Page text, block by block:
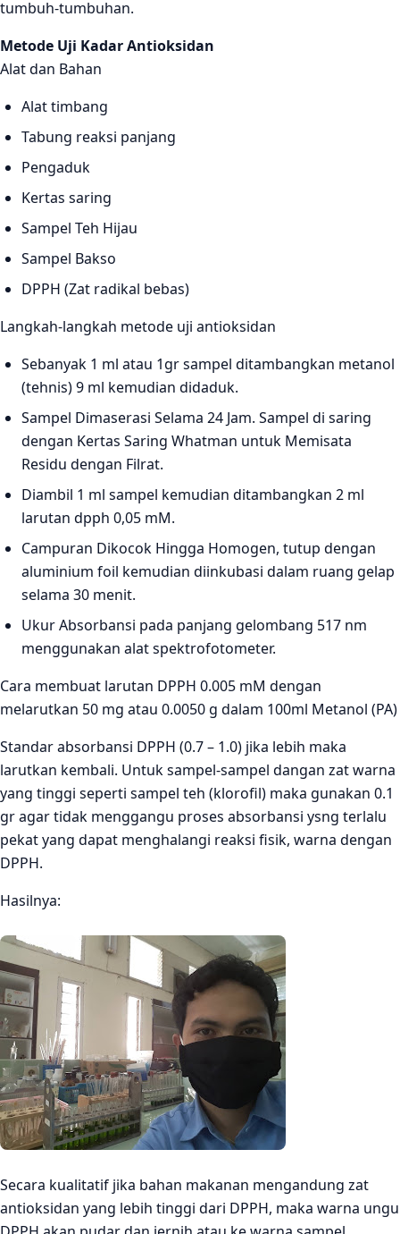
tumbuh-tumbuhan.
Metode Uji Kadar Antioksidan
Alat dan Bahan
Alat timbang
Tabung reaksi panjang
Pengaduk
Kertas saring
Sampel Teh Hijau
Sampel Bakso
DPPH (Zat radikal bebas)
Langkah-langkah metode uji antioksidan
Sebanyak 1 ml atau 1gr sampel ditambangkan metanol
(tehnis) 9 ml kemudian didaduk.
Sampel Dimaserasi Selama 24 Jam. Sampel di saring
dengan Kertas Saring Whatman untuk Memisata
Residu dengan Filrat.
Diambil 1 ml sampel kemudian ditambangkan 2 ml
larutan dpph 0,05 mM.
Campuran Dikocok Hingga Homogen, tutup dengan
aluminium foil kemudian diinkubasi dalam ruang gelap
selama 30 menit.
Ukur Absorbansi pada panjang gelombang 517 nm
menggunakan alat spektrofotometer.
Cara membuat larutan DPPH 0.005 mM dengan
melarutkan 50 mg atau 0.0050 g dalam 100ml Metanol (PA)
Standar absorbansi DPPH (0.7 – 1.0) jika lebih maka
larutkan kembali. Untuk sampel-sampel dangan zat warna
yang tinggi seperti sampel teh (klorofil) maka gunakan 0.1
gr agar tidak menggangu proses absorbansi ysng terlalu
pekat yang dapat menghalangi reaksi fisik, warna dengan
DPPH.
Hasilnya:
Secara kualitatif jika bahan makanan mengandung zat
antioksidan yang lebih tinggi dari DPPH, maka warna ungu